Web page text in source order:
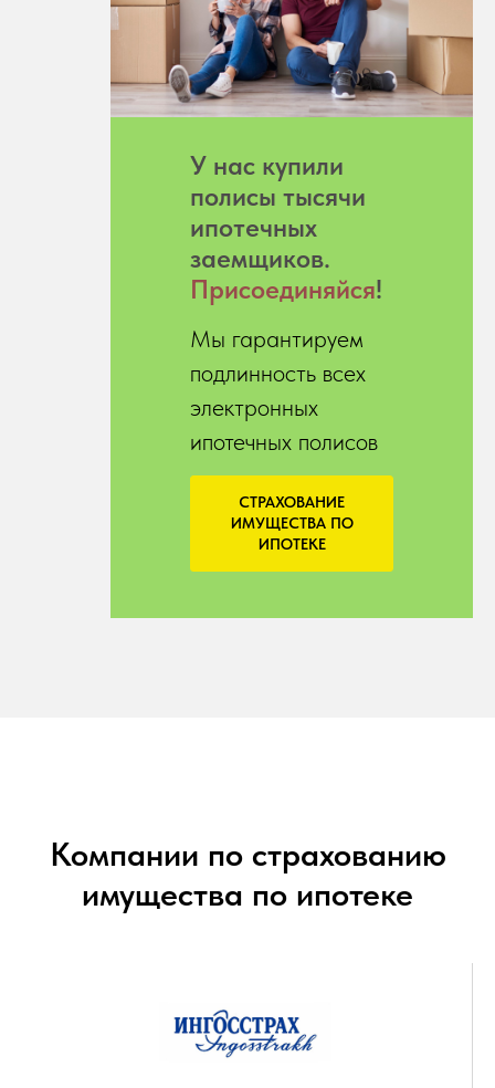
У нас купили
полисы тысячи
ипотечных
заемщиков.
Присоединяйся!
Мы гарантируем
подлинность всех
электронных
ипотечных полисов
СТРАХОВАНИЕ
ИМУЩЕСТВА ПО
ИПОТЕКЕ
Компании по страхованию
имущества по ипотеке